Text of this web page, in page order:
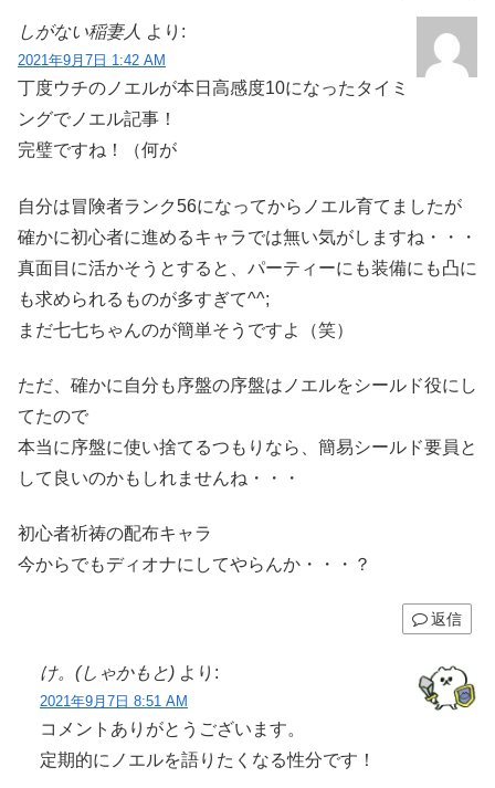
しがない稲妻人 より:
2021年9月7日 1:42 AM
丁度ウチのノエルが本日高感度10になったタイミ
ングでノエル記事！
完璧ですね！（何が
自分は冒険者ランク56になってからノエル育てましたが
確かに初心者に進めるキャラでは無い気がしますね・・・
真面目に活かそうとすると、パーティーにも装備にも凸に
も求められるものが多すぎて^^;
まだ七七ちゃんのが簡単そうですよ（笑）
ただ、確かに自分も序盤の序盤はノエルをシールド役にし
てたので
本当に序盤に使い捨てるつもりなら、簡易シールド要員と
して良いのかもしれませんね・・・
初心者祈祷の配布キャラ
今からでもディオナにしてやらんか・・・？
返信
け。(しゃかもと) より:
2021年9月7日 8:51 AM
コメントありがとうございます。
定期的にノエルを語りたくなる性分です！